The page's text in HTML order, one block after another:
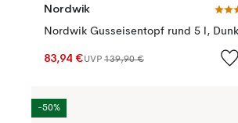
Nordwik
83,94 €UVP 139,90 €
-50%